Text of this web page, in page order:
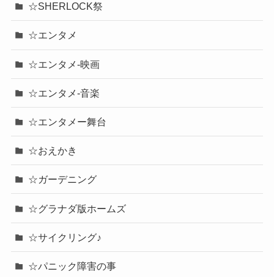
☆SHERLOCK祭
☆エンタメ
☆エンタメ-映画
☆エンタメ-音楽
☆エンタメー舞台
☆おえかき
☆ガーデニング
☆グラナダ版ホームズ
☆サイクリング♪
☆パニック障害の事